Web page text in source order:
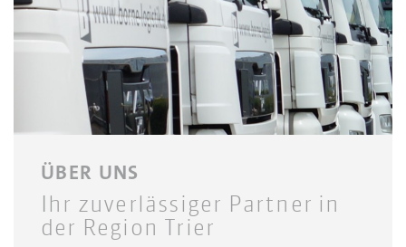
ÜBER UNS
Ihr zuverlässiger Partner in
der Region Trier